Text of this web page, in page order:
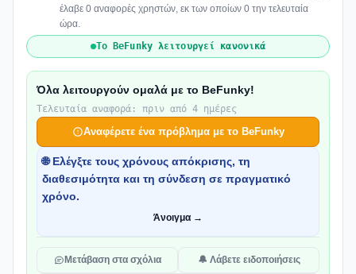
έλαβε 0 αναφορές χρηστών, εκ των οποίων 0 την τελευταία
ώρα.
Το BeFunky λειτουργεί κανονικά
Όλα λειτουργούν ομαλά με το BeFunky!
Τελευταία αναφορά: πριν από 4 ημέρες
Αναφέρετε ένα πρόβλημα με το BeFunky
🌐 Ελέγξτε τους χρόνους απόκρισης, τη
διαθεσιμότητα και τη σύνδεση σε πραγματικό
χρόνο.
Άνοιγμα →
Μετάβαση στα σχόλια 🔔 Λάβετε ειδοποιήσεις